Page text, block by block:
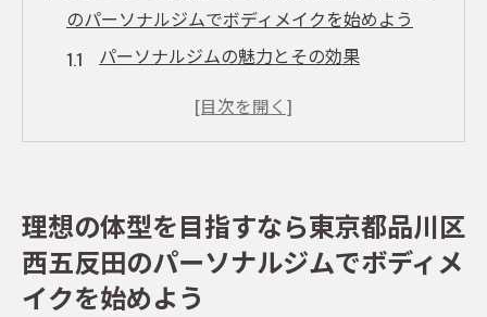
のパーソナルジムでボディメイクを始めよう
パーソナルジムの魅力とその効果
ボディメイクにおける個別カウンセリング
体型改善をサポートする最新設備の紹介
パーソナルジムで得られるモチベーション
維持の秘訣
理想の体型を目指すなら東京都品川区
西五反田のパーソナルジムでボディメ
イクを始めよう